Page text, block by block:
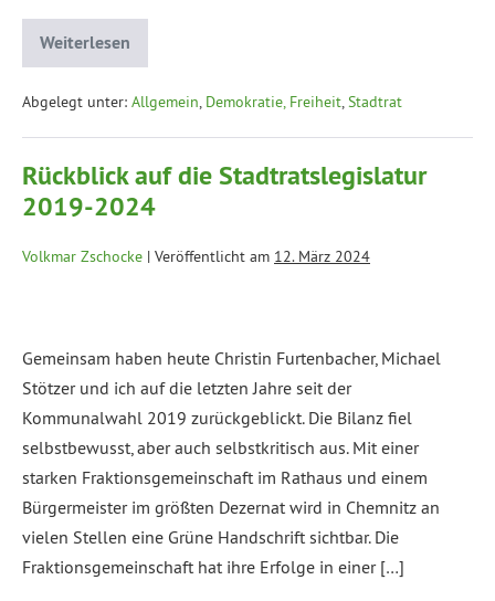
Weiterlesen
Abgelegt unter: Allgemein, Demokratie, Freiheit,Stadtrat
Rückblick auf die Stadtratslegislatur
2019-2024
Volkmar Zschocke | Veröffentlicht am 12. März 2024
Gemeinsam haben heute Christin Furtenbacher, Michael
Stötzer und ich auf die letzten Jahre seit der
Kommunalwahl 2019 zurückgeblickt. Die Bilanz fiel
selbstbewusst, aber auch selbstkritisch aus. Mit einer
starken Fraktionsgemeinschaft im Rathaus und einem
Bürgermeister im größten Dezernat wird in Chemnitz an
vielen Stellen eine Grüne Handschrift sichtbar. Die
Fraktionsgemeinschaft hat ihre Erfolge in einer […]